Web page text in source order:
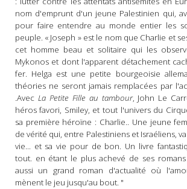
nom d'emprunt d'un jeune Palestinien qui,
pour faire entendre au monde entier les
peuple. « Joseph » est le nom que Charlie et
cet homme beau et solitaire qui les
Mykonos et dont l'apparent détachement
fer. Helga est une petite bourgeoisie
théories ne seront jamais remplacées par
.Avec La Petite Fille au tambour, John Le
héros favori, Smiley, et tout l'univers du
sa première héroïne : Charlie.. Une jeune
de vérité qui, entre Palestiniens et Israéliens,
vie... et sa vie pour de bon. Un livre
tout. en étant le plus achevé de ses
aussi un grand roman d'actualité où
mènent le jeu jusqu'au bout. "